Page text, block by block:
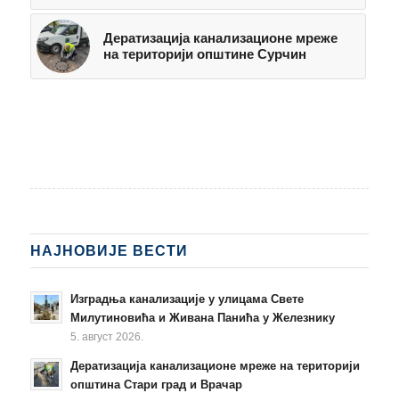
Дератизација канализационе мреже
на територији општине Сурчин
НАЈНОВИЈЕ ВЕСТИ
Изградња канализације у улицама Свете
Милутиновића и Живана Панића у Железнику
5. август 2026.
Дератизација канализационе мреже на територији
општина Стари град и Врачар